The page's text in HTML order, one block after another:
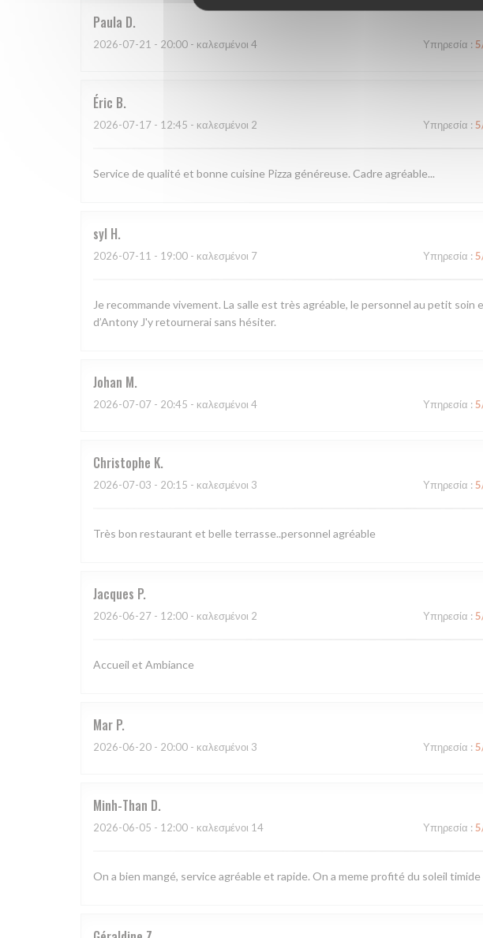
Paula D
2026-07-21 - 20:00 - καλεσμένοι 4 Υπηρεσία : 5
Éric B
2026-07-17 - 12:45 - καλεσμένοι 2 Υπηρεσία : 5
Service de qualité et bonne cuisine Pizza généreuse. Cadre agréable...
syl H
2026-07-11 - 19:00 - καλεσμένοι 7 Υπηρεσία : 5
Je recommande vivement. La salle est très agréable, le personnel au petit
d’Antony J'y retournerai sans hésiter.
Johan M
2026-07-07 - 20:45 - καλεσμένοι 4 Υπηρεσία : 5
Christophe K
2026-07-03 - 20:15 - καλεσμένοι 3 Υπηρεσία : 5
Très bon restaurant et belle terrasse..personnel agréable
Jacques P
2026-06-27 - 12:00 - καλεσμένοι 2 Υπηρεσία : 5
Accueil et Ambiance
Mar P
2026-06-20 - 20:00 - καλεσμένοι 3 Υπηρεσία : 5
Minh-Than D
2026-06-05 - 12:00 - καλεσμένοι 14 Υπηρεσία : 5
On a bien mangé, service agréable et rapide. On a meme profité du soleil timide